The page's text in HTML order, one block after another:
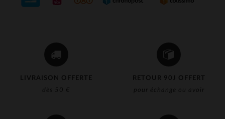
LIVRAISON OFFERTE
dès 50 €
RETOUR 90J OFFERT
pour échange ou avoir